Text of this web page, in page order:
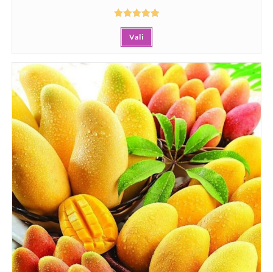
Hinnanguga
5.00/ 5
Vali